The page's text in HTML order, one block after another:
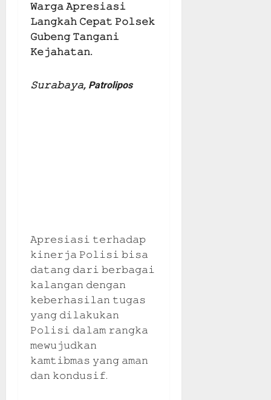
𝚆𝚊𝚛𝚐𝚊 𝙰𝚙𝚛𝚎𝚜𝚒𝚊𝚜𝚒
𝙻𝚊𝚗𝚐𝚔𝚊𝚑 𝙲𝚎𝚙𝚊𝚝 𝙿𝚘𝚕𝚜𝚎𝚔
𝙶𝚞𝚋𝚎𝚗𝚐 𝚃𝚊𝚗𝚐𝚊𝚗𝚒
𝙺𝚎𝚓𝚊𝚑𝚊𝚝𝚊𝚗.
𝚂𝚞𝚛𝚊𝚋𝚊𝚢𝚊, Patrolipos
𝙰𝚙𝚛𝚎𝚜𝚒𝚊𝚜𝚒 𝚝𝚎𝚛𝚑𝚊𝚍𝚊𝚙
𝚔𝚒𝚗𝚎𝚛𝚓𝚊 𝙿𝚘𝚕𝚒𝚜𝚒 𝚋𝚒𝚜𝚊
𝚍𝚊𝚝𝚊𝚗𝚐 𝚍𝚊𝚛𝚒 𝚋𝚎𝚛𝚋𝚊𝚐𝚊𝚒
𝚔𝚊𝚕𝚊𝚗𝚐𝚊𝚗 𝚍𝚎𝚗𝚐𝚊𝚗
𝚔𝚎𝚋𝚎𝚛𝚑𝚊𝚜𝚒𝚕𝚊𝚗 𝚝𝚞𝚐𝚊𝚜
𝚢𝚊𝚗𝚐 𝚍𝚒𝚕𝚊𝚔𝚞𝚔𝚊𝚗
𝙿𝚘𝚕𝚒𝚜𝚒 𝚍𝚊𝚕𝚊𝚖 𝚛𝚊𝚗𝚐𝚔𝚊
𝚖𝚎𝚠𝚞𝚓𝚞𝚍𝚔𝚊𝚗
𝚔𝚊𝚖𝚝𝚒𝚋𝚖𝚊𝚜 𝚢𝚊𝚗𝚐 𝚊𝚖𝚊𝚗
𝚍𝚊𝚗 𝚔𝚘𝚗𝚍𝚞𝚜𝚒𝚏.